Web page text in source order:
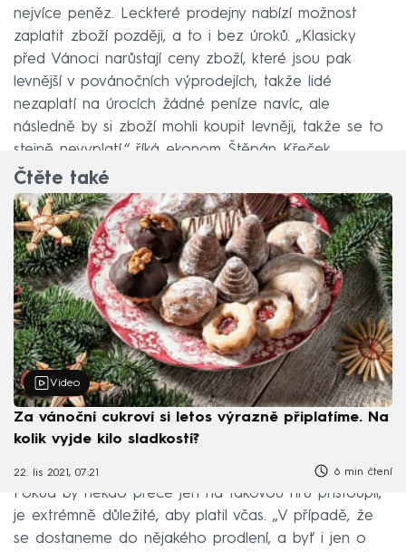
nejvíce peněz. Leckteré prodejny nabízí možnost
zaplatit zboží později, a to i bez úroků. „Klasicky
před Vánoci narůstají ceny zboží, které jsou pak
levnější v povánočních výprodejích, takže lidé
nezaplatí na úrocích žádné peníze navíc, ale
následně by si zboží mohli koupit levněji, takže se to
stejně nevyplatí,“ říká ekonom Štěpán Křeček.
Čtěte také
Video
Za vánoční cukroví si letos výrazně připlatíme. Na
kolik vyjde kilo sladkostí?
22. lis 2021, 07:21 6 min čtení
Pokud by někdo přece jen na takovou hru přistoupil,
je extrémně důležité, aby platil včas. „V případě, že
se dostaneme do nějakého prodlení, a byť i jen o